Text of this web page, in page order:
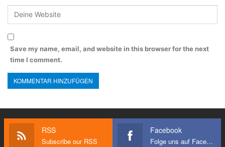
Save my name, email, and website in this browser for the next
time I comment.
RSS
Subscribe our RSS
Facebook
Folge uns auf Facebook